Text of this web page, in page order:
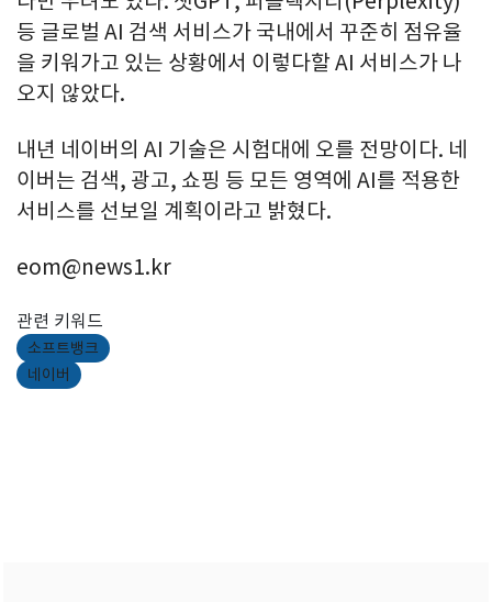
등 글로벌 AI 검색 서비스가 국내에서 꾸준히 점유율
을 키워가고 있는 상황에서 이렇다할 AI 서비스가 나
오지 않았다.
내년 네이버의 AI 기술은 시험대에 오를 전망이다. 네
이버는 검색, 광고, 쇼핑 등 모든 영역에 AI를 적용한
서비스를 선보일 계획이라고 밝혔다.
eom@news1.kr
관련 키워드
소프트뱅크
네이버